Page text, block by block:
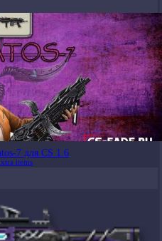
7 для CS 1.6
items